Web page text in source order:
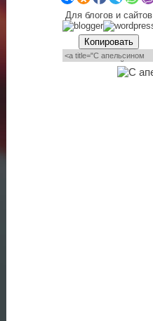
Для блогов и сайтов
Копировать